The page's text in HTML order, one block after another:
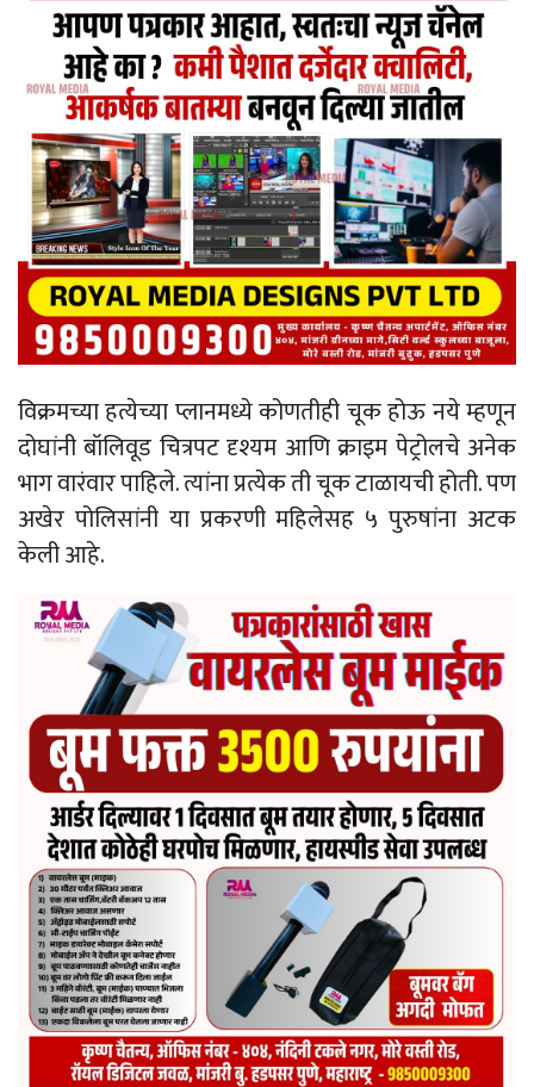
विक्रमच्या हत्येच्या प्लानमध्ये कोणतीही चूक होऊ नये म्हणून
दोघांनी बॉलिवूड चित्रपट दृश्यम आणि क्राइम पेट्रोलचे अनेक
भाग वारंवार पाहिले. त्यांना प्रत्येक ती चूक टाळायची होती. पण
अखेर पोलिसांनी या प्रकरणी महिलेसह ५ पुरुषांना अटक
केली आहे.